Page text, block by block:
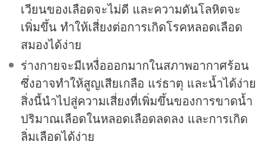
เวียนของเลือดจะไม่ดี และความดันโลหิตจะ
เพิ่มขึ้น ทำให้เสี่ยงต่อการเกิดโรคหลอดเลือด
สมองได้ง่าย
ร่างกายจะมีเหงื่อออกมากในสภาพอากาศร้อน
ซึ่งอาจทำให้สูญเสียเกลือ แร่ธาตุ และน้ำได้ง่าย
สิ่งนี้นำไปสู่ความเสี่ยงที่เพิ่มขึ้นของการขาดน้ำ
ปริมาณเลือดในหลอดเลือดลดลง และการเกิด
ลิ่มเลือดได้ง่าย